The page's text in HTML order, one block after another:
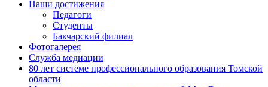
Наши достижения
Педагоги
Студенты
Бакчарский филиал
Фотогалерея
Служба медиации
80 лет системе профессионального образования Томской
области